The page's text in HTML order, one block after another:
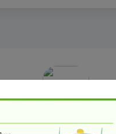
cn.sxyo.xYo_httpApi_WeChat